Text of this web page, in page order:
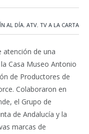
AL DÍA, ATV, TV A LA CARTA
de una
Casa Museo Antonio
de Productores de
Colaboraron en
el Grupo de
de Andalucía y la
marcas de